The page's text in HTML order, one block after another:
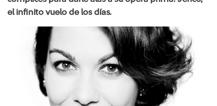
el infinito vuelo de los días.